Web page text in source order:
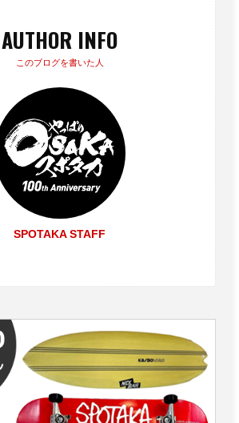
AUTHOR INFO
このブログを書いた人
SPOTAKA STAFF